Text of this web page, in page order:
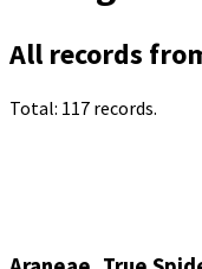
All records
Total: 117 records.